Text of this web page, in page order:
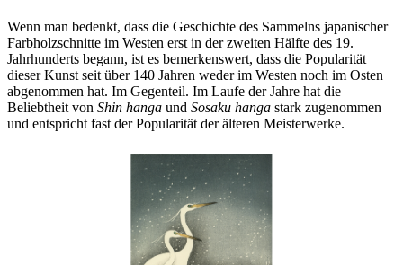
Wenn man bedenkt, dass die Geschichte des Sammelns japanischer
Farbholzschnitte im Westen erst in der zweiten Hälfte des 19.
Jahrhunderts begann, ist es bemerkenswert, dass die Popularität
dieser Kunst seit über 140 Jahren weder im Westen noch im Osten
abgenommen hat. Im Gegenteil. Im Laufe der Jahre hat die
Beliebtheit von Shin hanga und Sosaku hanga stark zugenommen
und entspricht fast der Popularität der älteren Meisterwerke.